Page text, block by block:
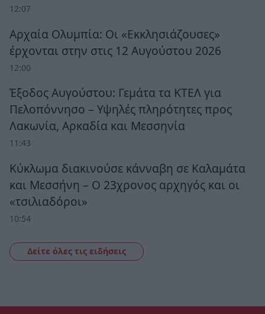
12:07
Αρχαία Ολυμπία: Οι «Εκκλησιάζουσες»
έρχονται στην στις 12 Αυγούστου 2026
12:00
Έξοδος Αυγούστου: Γεμάτα τα ΚΤΕΛ για
Πελοπόννησο – Υψηλές πληρότητες προς
Λακωνία, Αρκαδία και Μεσσηνία
11:43
Κύκλωμα διακινούσε κάνναβη σε Καλαμάτα
και Μεσσήνη – Ο 23χρονος αρχηγός και οι
«τσιλιαδόροι»
10:54
Δείτε όλες τις ειδήσεις